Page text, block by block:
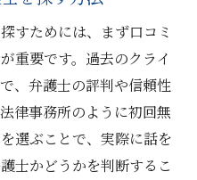
すためには、まず口コミ
重要です。過去のクライ
、弁護士の評判や信頼性
律事務所のように初回無
選ぶことで、実際に話を
士かどうかを判断するこ